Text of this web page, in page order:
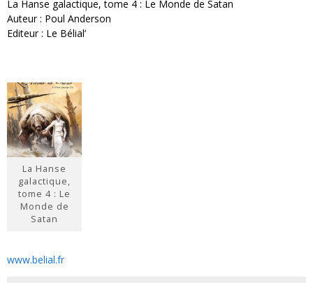
La Hanse galactique, tome 4 : Le Monde de Satan
Auteur : Poul Anderson
Editeur : Le Bélial’
La Hanse
galactique,
tome 4 : Le
Monde de
Satan
www.belial.fr